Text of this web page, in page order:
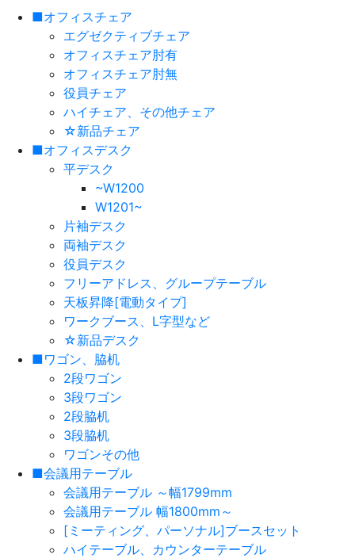
■オフィスチェア
エグゼクティブチェア
オフィスチェア肘有
オフィスチェア肘無
役員チェア
ハイチェア、その他チェア
☆新品チェア
■オフィスデスク
平デスク
~W1200
W1201~
片袖デスク
両袖デスク
役員デスク
フリーアドレス、グループテーブル
天板昇降[電動タイプ]
ワークブース、L字型など
☆新品デスク
■ワゴン、脇机
2段ワゴン
3段ワゴン
2段脇机
3段脇机
ワゴンその他
■会議用テーブル
会議用テーブル ～幅1799mm
会議用テーブル 幅1800mm～
[ミーティング、パーソナル]ブースセット
ハイテーブル、カウンターテーブル